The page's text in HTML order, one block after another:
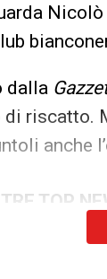
dalla
riscatto.
anche
TOP